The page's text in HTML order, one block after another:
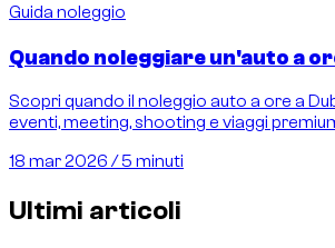
Guida noleggio
Quando noleggiare un'auto a
Scopri quando il noleggio auto a ore a
eventi, meeting, shooting e viaggi
18 mar 2026 / 5 minuti
Ultimi articoli